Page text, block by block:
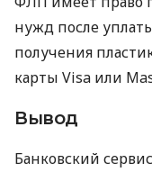
нужд после
получения
карты Visa или
Вывод
Банковский